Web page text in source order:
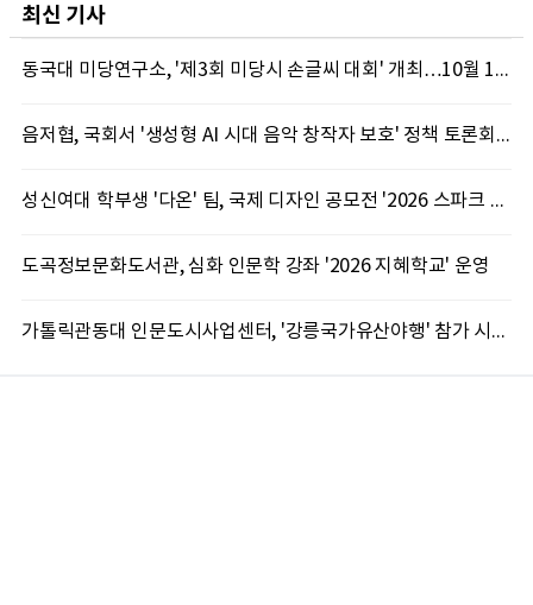
최신 기사
동국대 미당연구소, '제3회 미당시 손글씨 대회' 개최…10월 12일까지 접수
음저협, 국회서 '생성형 AI 시대 음악 창작자 보호' 정책 토론회 10일 개최
성신여대 학부생 '다온' 팀, 국제 디자인 공모전 '2026 스파크 어워드' 동상 수상
도곡정보문화도서관, 심화 인문학 강좌 '2026 지혜학교' 운영
가톨릭관동대 인문도시사업센터, '강릉국가유산야행' 참가 시민 15명 모집